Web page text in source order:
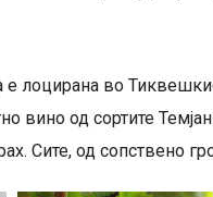
е лоцирана во
вино од сортите
Сите, од сопствено